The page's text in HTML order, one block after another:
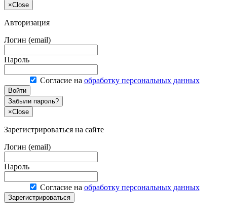
×Close
Авторизация
Логин (email)
Пароль
Согласие на обработку персональных данных
Войти
Забыли пароль?
×Close
Зарегистрироваться на сайте
Логин (email)
Пароль
Согласие на обработку персональных данных
Зарегистрироваться